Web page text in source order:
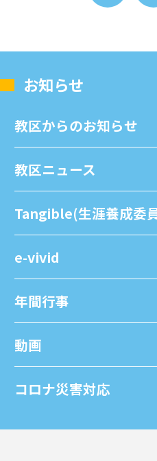
お知らせ
教区からのお知らせ
教区ニュース
Tangible(生涯養成委
e-vivid
年間⾏事
動画
コロナ災害対応